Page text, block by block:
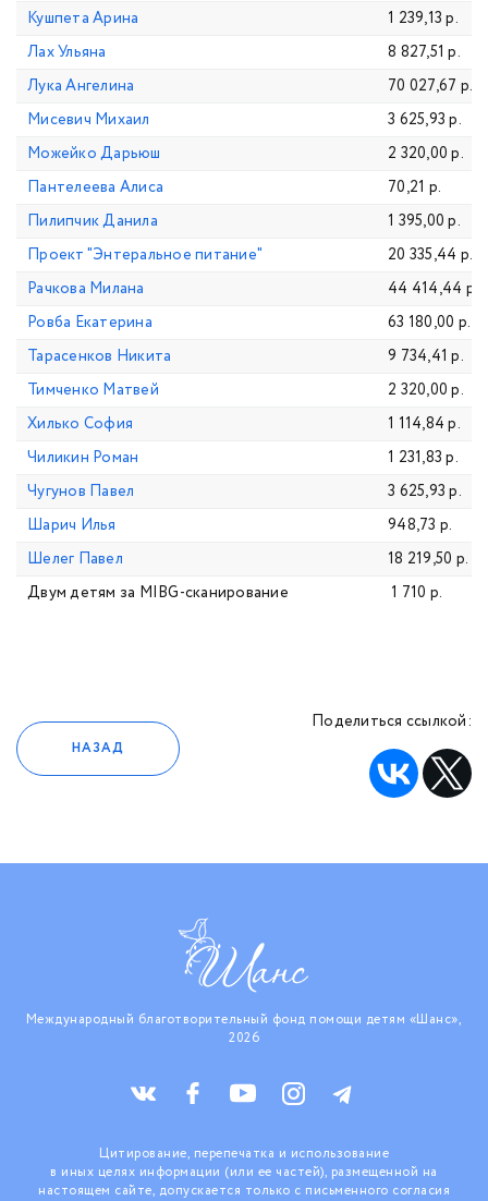
Кушпета Арина
1 239,13 р.
Лах Ульяна
8 827,51 р.
Лука Ангелина
70 027,67 р.
Мисевич Михаил
3 625,93 р.
Можейко Дарьюш
2 320,00 р.
Пантелеева Алиса
70,21 р.
Пилипчик Данила
1 395,00 р.
Проект "Энтеральное питание"
20 335,44 р.
Рачкова Милана
44 414,44 р.
Ровба Екатерина
63 180,00 р.
Тарасенков Никита
9 734,41 р.
Тимченко Матвей
2 320,00 р.
Хилько София
1 114,84 р.
Чиликин Роман
1 231,83 р.
Чугунов Павел
3 625,93 р.
Шарич Илья
948,73 р.
Шелег Павел
18 219,50 р.
Двум детям за MIBG-сканирование
1 710 р.
НАЗАД
Поделиться ссылкой:
Международный благотворительный фонд помощи детям «Шанс»,
2026
Цитирование, перепечатка и использование
в иных целях информации (или ее частей), размещенной на
настоящем сайте, допускается только с письменного согласия